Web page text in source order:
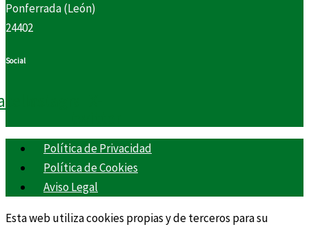
Ponferrada (León)
24402
Social
Política de Privacidad
Política de Cookies
Aviso Legal
Esta web utiliza cookies propias y de terceros para su